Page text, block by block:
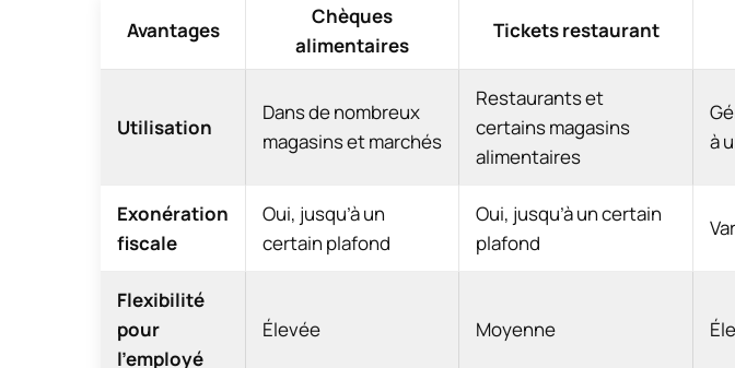
Avantages
Chèques
alimentaires
Tickets restaurant
Utilisation
Dans de nombreux
magasins et marchés
Restaurants et
certains magasins
alimentaires
à
Exonération
fiscale
Oui, jusqu’à un
certain plafond
Oui, jusqu’à un certain
plafond
Flexibilité
pour
l’employé
Élevée Moyenne